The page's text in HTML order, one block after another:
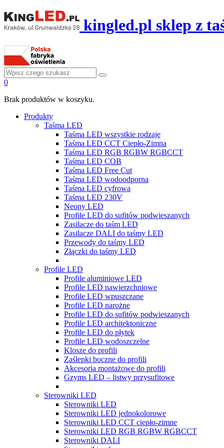
kingled.pl sklep z
0
Brak produktów w koszyku.
Produkty
Taśma LED
Taśma LED wszystkie rodzaje
Taśma LED CCT Ciepło-Zimna
Taśma LED RGB RGBW RGBCCT
Taśma LED COB
Taśma LED Free Cut
Taśma LED wodoodporna
Taśma LED cyfrowa
Taśma LED 230V
Neony LED
Profile LED do sufitów podwieszanych
Zasilacze do taśm LED
Zasilacze DALI do taśmy LED
Przewody do taśmy LED
Złączki do taśmy LED
Profile LED
Profile aluminiowe LED
Profile LED nawierzchniowe
Profile LED wpuszczane
Profile LED narożne
Profile LED do sufitów podwieszanych
Profile LED architektoniczne
Profile LED do płytek
Profile LED wodoszczelne
Klosze do profili
Zaślepki boczne do profili
Akcesoria montażowe do profili
Gzyms LED – listwy przysufitowe
Sterowniki LED
Sterowniki LED
Sterowniki LED jednokolorowe
Sterowniki LED CCT ciepło-zimne
Sterowniki LED RGB RGBW RGBCCT
Sterowniki DALI